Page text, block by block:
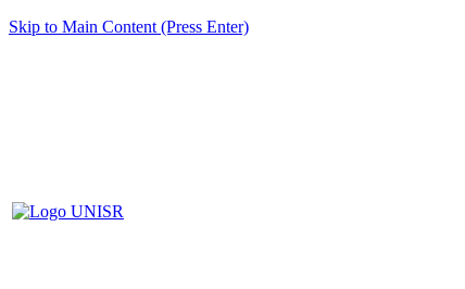
Skip to Main Content (Press Enter)